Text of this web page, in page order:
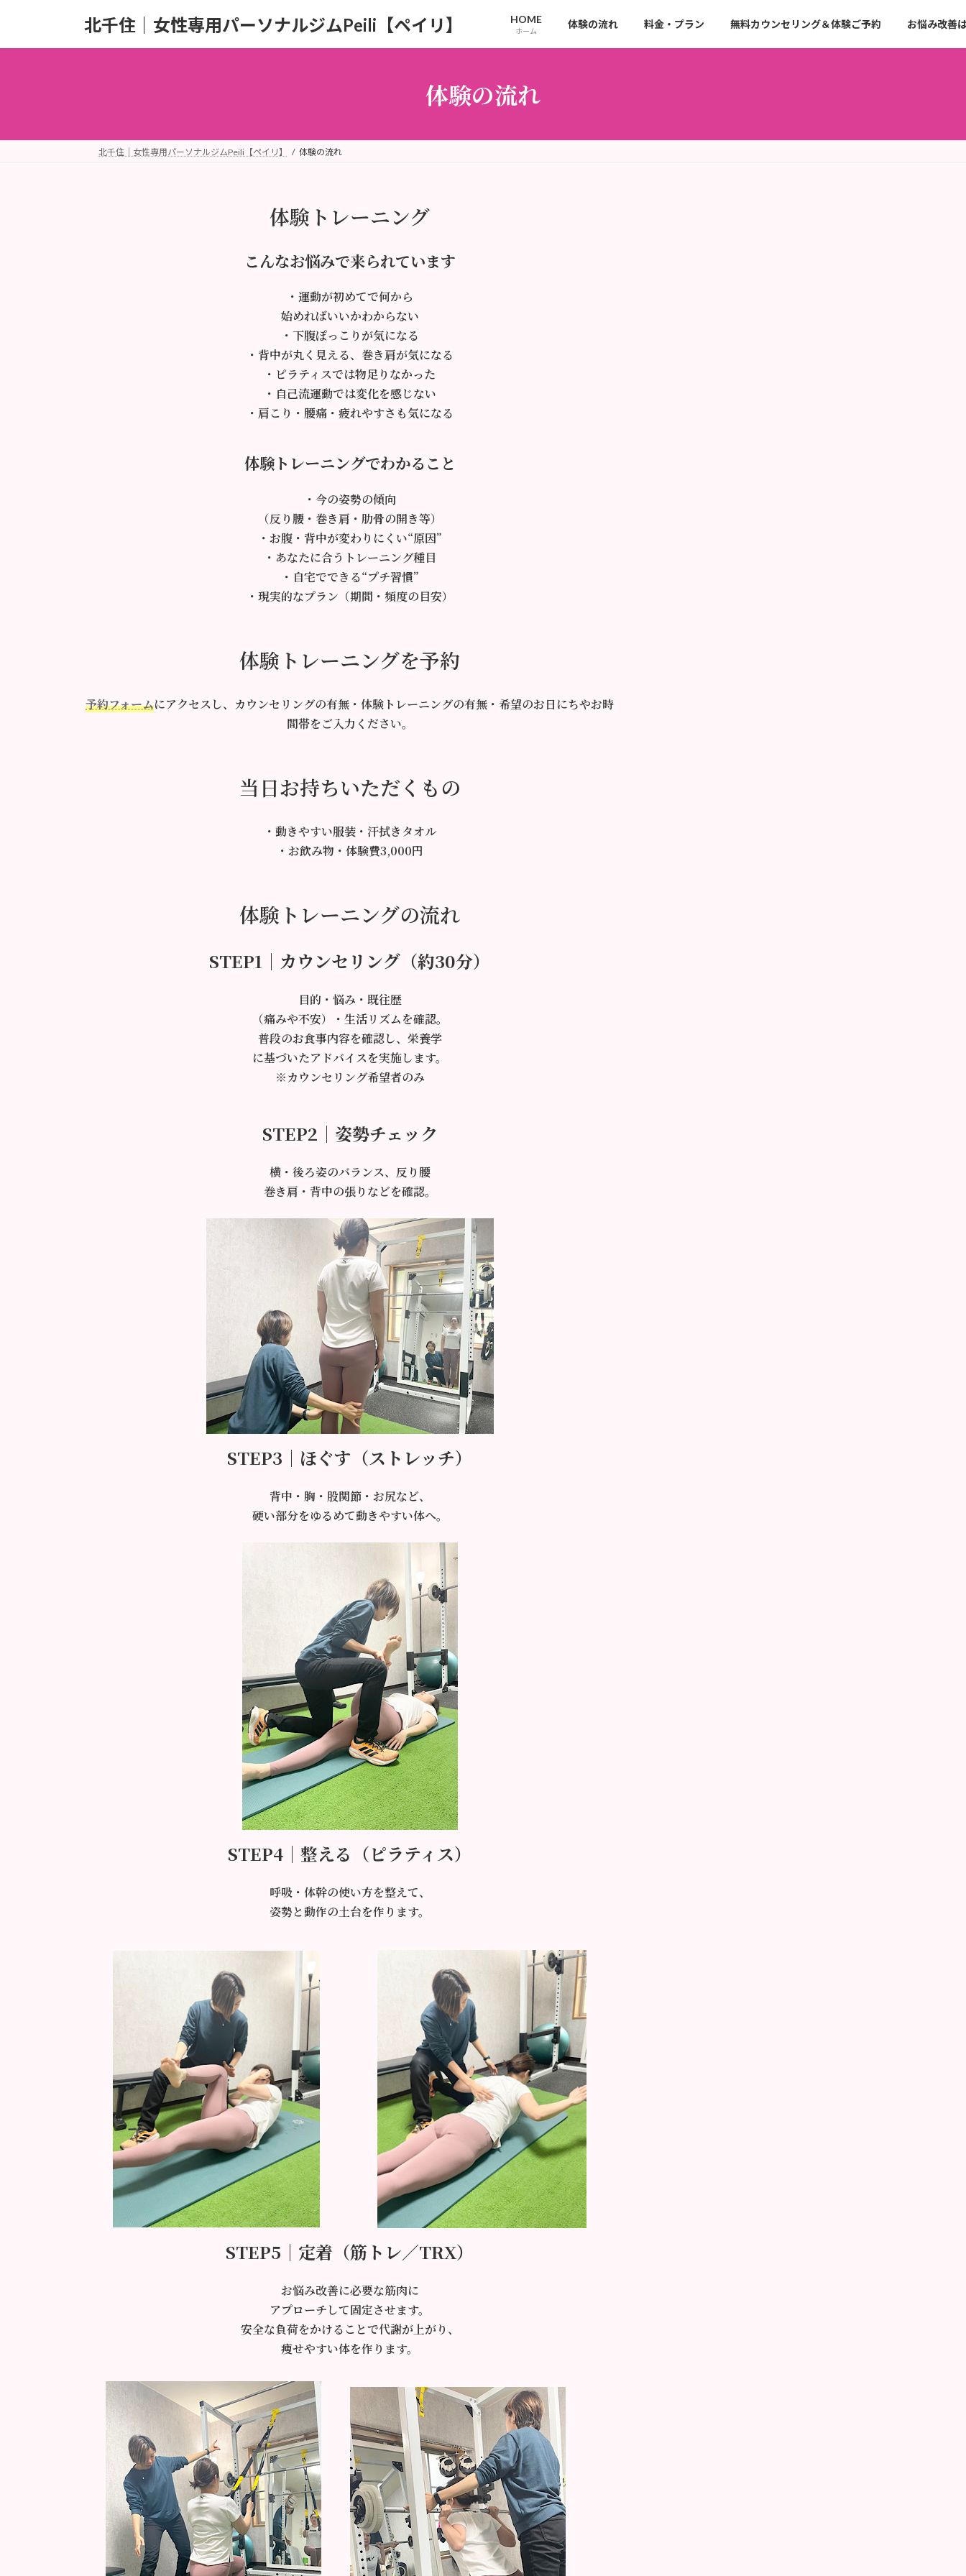
北千住｜女性専用パーソナルジムPeili【ペイリ】 HOME
ホーム
体験の流れ 料金・プラン 無料カウンセリング＆体験ご予約 お悩み改善
体験の流れ
北千住｜女性専用パーソナルジムPeili【ペイリ】 体験の流れ
体験トレーニング
こんなお悩みで来られています
・運動が初めてで何から
始めればいいかわからない
・下腹ぽっこりが気になる
・背中が丸く見える、巻き肩が気になる
・ピラティスでは物足りなかった
・自己流運動では変化を感じない
・肩こり・腰痛・疲れやすさも気になる
体験トレーニングでわかること
・今の姿勢の傾向
（反り腰・巻き肩・肋骨の開き等）
・お腹・背中が変わりにくい“原因”
・あなたに合うトレーニング種目
・自宅でできる“プチ習慣”
・現実的なプラン（期間・頻度の目安）
体験トレーニングを予約
予約フォームにアクセスし、カウンセリングの有無・体験トレーニングの有無・希望のお日にちやお時
間帯をご入力ください。
当日お持ちいただくもの
・動きやすい服装・汗拭きタオル
・お飲み物・体験費3,000円
体験トレーニングの流れ
STEP1｜カウンセリング（約30分）
目的・悩み・既往歴
（痛みや不安）・生活リズムを確認。
普段のお食事内容を確認し、栄養学
に基づいたアドバイスを実施します。
※カウンセリング希望者のみ
STEP2｜姿勢チェック
横・後ろ姿のバランス、反り腰
巻き肩・背中の張りなどを確認。
STEP3｜ほぐす（ストレッチ）
背中・胸・股関節・お尻など、
硬い部分をゆるめて動きやすい体へ。
STEP4｜整える（ピラティス）
呼吸・体幹の使い方を整えて、
姿勢と動作の土台を作ります。
STEP5｜定着（筋トレ／TRX）
お悩み改善に必要な筋肉に
アプローチして固定させます。
安全な負荷をかけることで代謝が上がり、
痩せやすい体を作ります。